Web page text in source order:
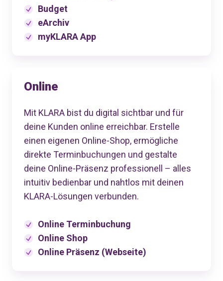
Budget
eArchiv
myKLARA App
Online
Mit KLARA bist du digital sichtbar und für
deine Kunden online erreichbar. Erstelle
einen eigenen Online-Shop, ermögliche
direkte Terminbuchungen und gestalte
deine Online-Präsenz professionell – alles
intuitiv bedienbar und nahtlos mit deinen
KLARA-Lösungen verbunden.
Online Terminbuchung
Online Shop
Online Präsenz (Webseite)